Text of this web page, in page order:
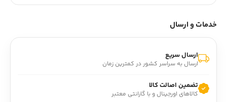
خدمات و ارسال
ارسال سریع
ارسال به سراسر کشور در کمترین زمان
تضمین اصالت کالا
کالاهای اورجینال و با گارانتی معتبر